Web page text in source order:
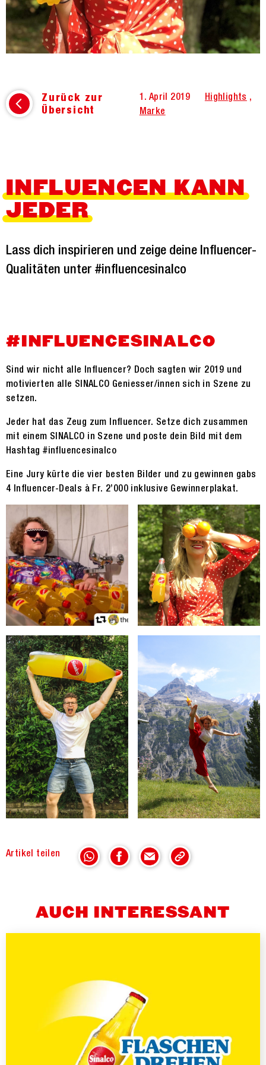
Zurück zur
Übersicht
1. April 2019 Highlights ,
Marke
INFLUENCEN KANN
JEDER
Lass dich inspirieren und zeige deine Influencer-
Qualitäten unter #influencesinalco
#INFLUENCESINALCO
Sind wir nicht alle Influencer? Doch sagten wir 2019 und
motivierten alle SINALCO Geniesser/innen sich in Szene zu
setzen.
Jeder hat das Zeug zum Influencer. Setze dich zusammen
mit einem SINALCO in Szene und poste dein Bild mit dem
Hashtag #influencesinalco
Eine Jury kürte die vier besten Bilder und zu gewinnen gabs
4 Influencer-Deals à Fr. 2’000 inklusive Gewinnerplakat.
Artikel teilen
Auf WhatsApp teilen
Auf Facebook teilen
Via Mail teilen
Teilen
AUCH INTERESSANT